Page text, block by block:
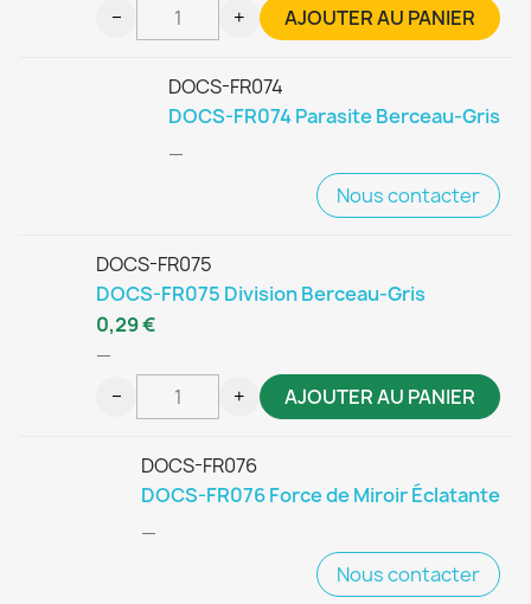
− + AJOUTER AU PANIER
DOCS-FR074
DOCS-FR074 Parasite Berceau-Gris
—
Nous contacter
DOCS-FR075
DOCS-FR075 Division Berceau-Gris
—
0,29 €
− + AJOUTER AU PANIER
DOCS-FR076
DOCS-FR076 Force de Miroir Éclatante
—
Nous contacter